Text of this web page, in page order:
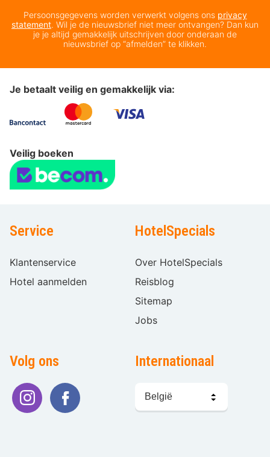
Persoonsgegevens worden verwerkt volgens ons privacy
statement. Wil je de nieuwsbrief niet meer ontvangen? Dan kun
je je altijd gemakkelijk uitschrijven door onderaan de
nieuwsbrief op “afmelden” te klikken.
Je betaalt veilig en gemakkelijk via:
Veilig boeken
Service
Klantenservice
Hotel aanmelden
HotelSpecials
Over HotelSpecials
Reisblog
Sitemap
Jobs
Volg ons Internationaal
kiezen